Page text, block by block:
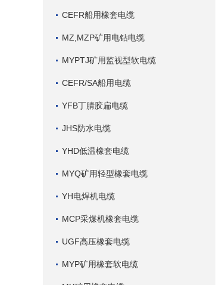
CEFR船用橡套电缆
MZ,MZP矿用电钻电缆
MYPTJ矿用监视型软电缆
CEFR/SA船用电缆
YFB丁腈胶扁电缆
JHS防水电缆
YHD低温橡套电缆
MYQ矿用轻型橡套电缆
YH电焊机电缆
MCP采煤机橡套电缆
UGF高压橡套电缆
MYP矿用橡套软电缆